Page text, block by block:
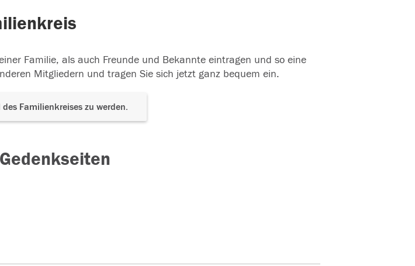
Familie, als auch Freunde und Bekannte eintragen und so eine
Mitgliedern und tragen Sie sich jetzt ganz bequem ein.
Familienkreises zu werden.